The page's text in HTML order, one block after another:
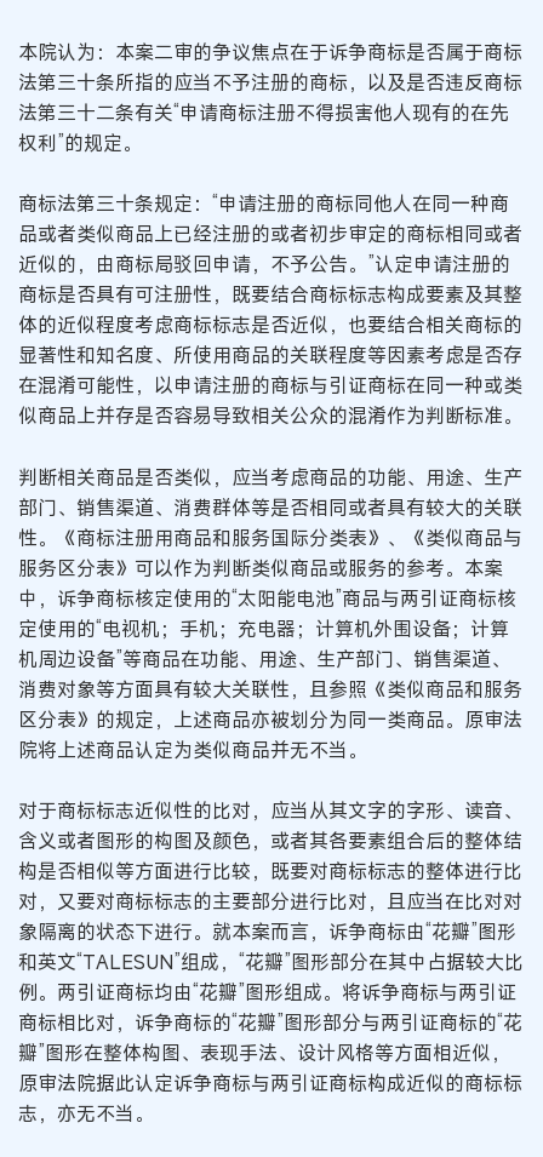
本院认为：本案二审的争议焦点在于诉争商标是否属于商标
法第三十条所指的应当不予注册的商标，以及是否违反商标
法第三十二条有关“申请商标注册不得损害他人现有的在先
权利”的规定。
商标法第三十条规定：“申请注册的商标同他人在同一种商
品或者类似商品上已经注册的或者初步审定的商标相同或者
近似的，由商标局驳回申请，不予公告。”认定申请注册的
商标是否具有可注册性，既要结合商标标志构成要素及其整
体的近似程度考虑商标标志是否近似，也要结合相关商标的
显著性和知名度、所使用商品的关联程度等因素考虑是否存
在混淆可能性，以申请注册的商标与引证商标在同一种或类
似商品上并存是否容易导致相关公众的混淆作为判断标准。
判断相关商品是否类似，应当考虑商品的功能、用途、生产
部门、销售渠道、消费群体等是否相同或者具有较大的关联
性。《商标注册用商品和服务国际分类表》、《类似商品与
服务区分表》可以作为判断类似商品或服务的参考。本案
中，诉争商标核定使用的“太阳能电池”商品与两引证商标核
定使用的“电视机；手机；充电器；计算机外围设备；计算
机周边设备”等商品在功能、用途、生产部门、销售渠道、
消费对象等方面具有较大关联性，且参照《类似商品和服务
区分表》的规定，上述商品亦被划分为同一类商品。原审法
院将上述商品认定为类似商品并无不当。
对于商标标志近似性的比对，应当从其文字的字形、读音、
含义或者图形的构图及颜色，或者其各要素组合后的整体结
构是否相似等方面进行比较，既要对商标标志的整体进行比
对，又要对商标标志的主要部分进行比对，且应当在比对对
象隔离的状态下进行。就本案而言，诉争商标由“花瓣”图形
和英文“TALESUN”组成，“花瓣”图形部分在其中占据较大比
例。两引证商标均由“花瓣”图形组成。将诉争商标与两引证
商标相比对，诉争商标的“花瓣”图形部分与两引证商标的“花
瓣”图形在整体构图、表现手法、设计风格等方面相近似，
原审法院据此认定诉争商标与两引证商标构成近似的商标标
志，亦无不当。